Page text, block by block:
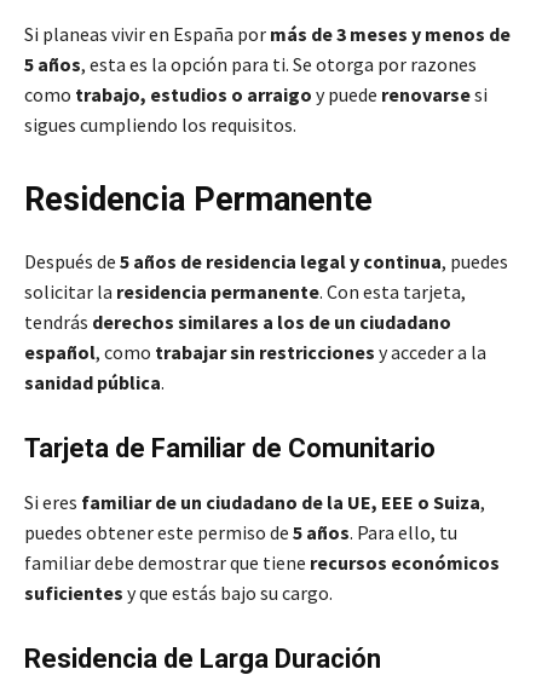
Si planeas vivir en España por más de 3 meses y menos de
5 años, esta es la opción para ti. Se otorga por razones
como trabajo, estudios o arraigo y puede renovarsesi
sigues cumpliendo los requisitos.
Residencia Permanente
Después de 5 años de residencia legal y continua, puedes
solicitar la residencia permanente. Con esta tarjeta,
tendrás derechos similares a los de un ciudadano
español, como trabajar sin restricciones y acceder a la
sanidad pública.
Tarjeta de Familiar de Comunitario
Si eres familiar de un ciudadano de la UE, EEE o Suiza,
puedes obtener este permiso de 5 años. Para ello, tu
familiar debe demostrar que tiene recursos económicos
suficientes y que estás bajo su cargo.
Residencia de Larga Duración